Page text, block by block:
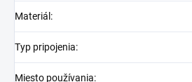
Materiál :
Typ pripojenia:
Miesto používania: